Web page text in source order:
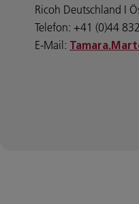
Ricoh Deutschland I
Telefon: +41 (0)44
E-Mail: